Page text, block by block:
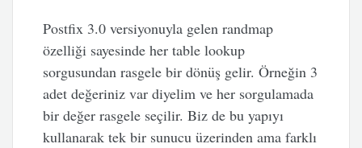
Postfix 3.0 versiyonuyla gelen randmap
özelliği sayesinde her table lookup
sorgusundan rasgele bir dönüş gelir. Örneğin 3
adet değeriniz var diyelim ve her sorgulamada
bir değer rasgele seçilir. Biz de bu yapıyı
kullanarak tek bir sunucu üzerinden ama farklı